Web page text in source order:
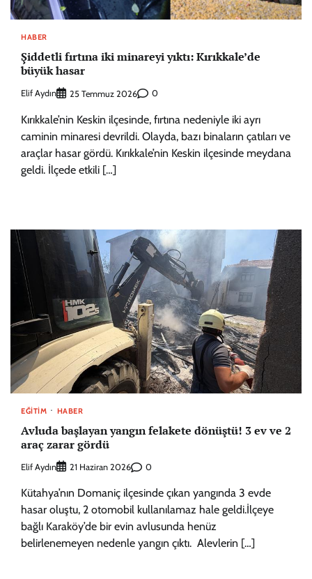
HABER
Şiddetli fırtına iki minareyi yıktı: Kırıkkale’de
büyük hasar
Elif Aydın 25 Temmuz 2026 0
Kırıkkale’nin Keskin ilçesinde, fırtına nedeniyle iki ayrı
caminin minaresi devrildi. Olayda, bazı binaların çatıları ve
araçlar hasar gördü. Kırıkkale’nin Keskin ilçesinde meydana
geldi. İlçede etkili […]
EĞITIM HABER
Avluda başlayan yangın felakete dönüştü! 3 ev ve 2
araç zarar gördü
Elif Aydın 21 Haziran 2026 0
Kütahya’nın Domaniç ilçesinde çıkan yangında 3 evde
hasar oluştu, 2 otomobil kullanılamaz hale geldi.İlçeye
bağlı Karaköy’de bir evin avlusunda henüz
belirlenemeyen nedenle yangın çıktı. Alevlerin […]